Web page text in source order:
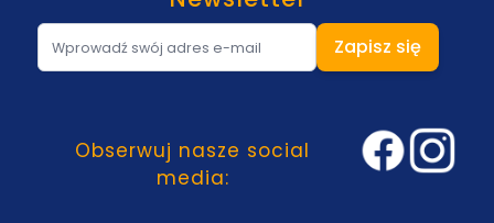
Adres e-mailZapisz się
Obserwuj nasze social
media: